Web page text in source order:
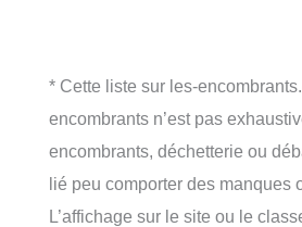
* Cette liste sur les-
encombrants n’est pas
encombrants, déchetterie ou
lié peu comporter des manques
L’affichage sur le site ou le